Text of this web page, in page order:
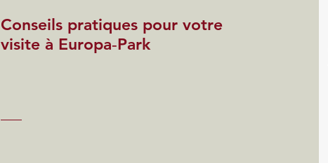
Conseils pratiques pour votre
visite à Europa‑Park